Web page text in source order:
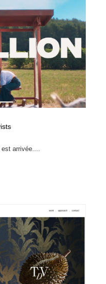
arrivée....